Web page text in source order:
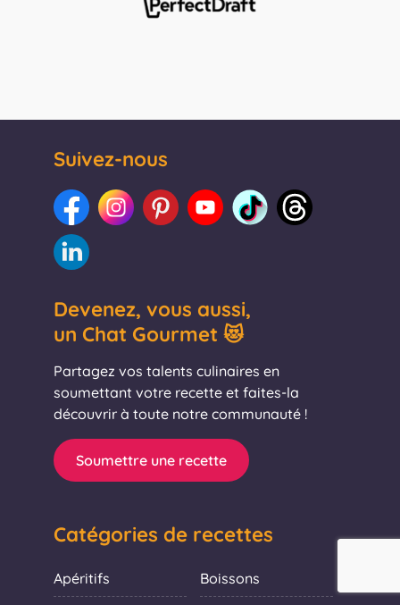
Suivez-nous
Devenez, vous aussi,
un Chat Gourmet 😻
Partagez vos talents culinaires en
soumettant votre recette et faites-la
découvrir à toute notre communauté !
Soumettre une recette
Catégories de recettes
Apéritifs Boissons